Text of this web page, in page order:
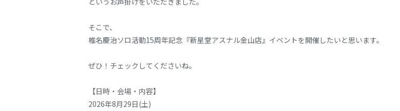
そこで、
椎名慶治ソロ活動15周年記念『新星堂アスナル金山店』イベントを開催したいと思います。
ぜひ！チェックしてくださいね。
【日時・会場・内容】
2026年8月29日(土)